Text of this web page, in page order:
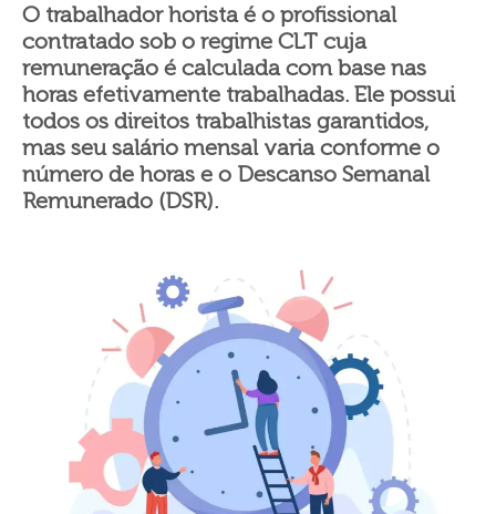
O trabalhador horista é o profissional
contratado sob o regime CLT cuja
remuneração é calculada com base nas
horas efetivamente trabalhadas. Ele possui
todos os direitos trabalhistas garantidos,
mas seu salário mensal varia conforme o
número de horas e o Descanso Semanal
Remunerado (DSR).